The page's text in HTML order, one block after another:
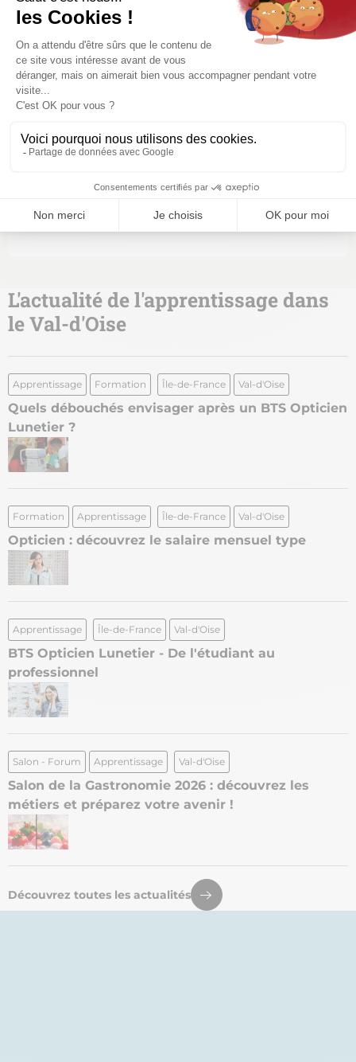
restaurant
Vente / Commerce
BAC PRO Métiers du Commerce et de la Vente (option A
: animation et gestion de l’espace commercial)
BAC PRO Métiers du Commerce et de la Vente (option
commerciale)
L'actualité de l'apprentissage dans
le Val-d'Oise
Apprentissage Formation Île-de-France Val-d'Oise
Quels débouchés envisager après un BTS Opticien
Lunetier ?
Formation Apprentissage Île-de-France Val-d'Oise
Opticien : découvrez le salaire mensuel type
Apprentissage Île-de-France Val-d'Oise
BTS Opticien Lunetier - De l'étudiant au
professionnel
Salon - Forum Apprentissage Val-d'Oise
Salon de la Gastronomie 2026 : découvrez les
métiers et préparez votre avenir !
Découvrez toutes les actualités